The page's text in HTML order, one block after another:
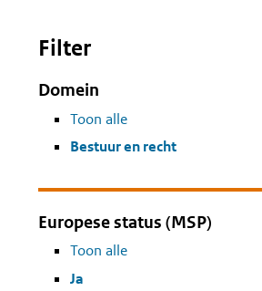
Filter
Domein
Toon alle
Bestuur en recht
Europese status (MSP)
Toon alle
Ja